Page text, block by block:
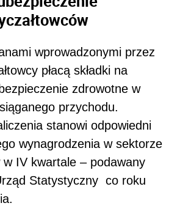
wprowadzonymi przez
płacą składki na
zdrowotne w
przychodu.
stanowi odpowiedni
wynagrodzenia w sektorze
IV kwartale – podawany
Statystyczny co roku